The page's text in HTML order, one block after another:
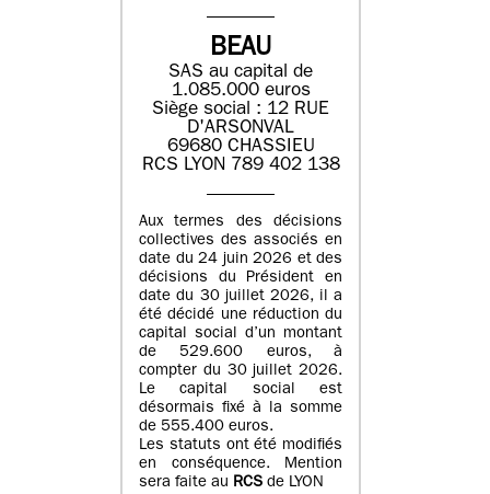
BEAU
SAS au capital de
1.085.000 euros
Siège social : 12 RUE
D'ARSONVAL
69680 CHASSIEU
RCS LYON 789 402 138
Aux termes des décisions
collectives des associés en
date du 24 juin 2026 et des
décisions du Président en
date du 30 juillet 2026, il a
été décidé une réduction du
capital social d’un montant
de 529.600 euros, à
compter du 30 juillet 2026.
Le capital social est
désormais fixé à la somme
de 555.400 euros.
Les statuts ont été modifiés
en conséquence. Mention
sera faite au RCS de LYON